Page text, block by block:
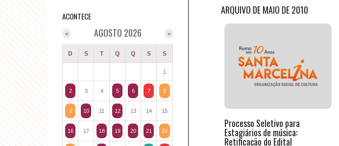
ARQUIVO DE MAIO DE 2010
Processo Seletivo para
Estagiários de música:
Retificação do Edital
ACONTECE
AGOSTO 2026 >
<
D S T Q Q S S
1
2 3 4 5 6 7 8
9 10 11 12 13 14 15
16 17 18 19 20 21 22